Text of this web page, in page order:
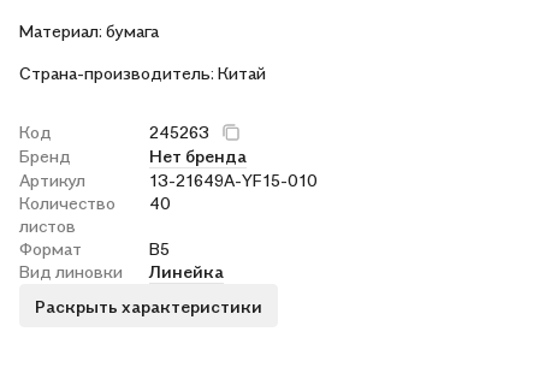
Материал: бумага
Страна-производитель: Китай
Код
245263
Бренд
Нет бренда
Артикул
13-21649A-YF15-010
Количество
листов
40
Формат
В5
Вид линовки
Линейка
Раскрыть характеристики